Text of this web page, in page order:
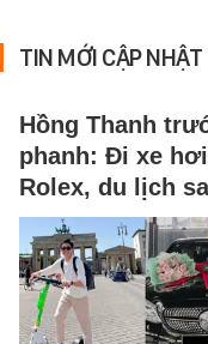
TIN MỚI CẬP NHẬT
Hồng Thanh
phanh: Đi xe
Rolex, du lịch